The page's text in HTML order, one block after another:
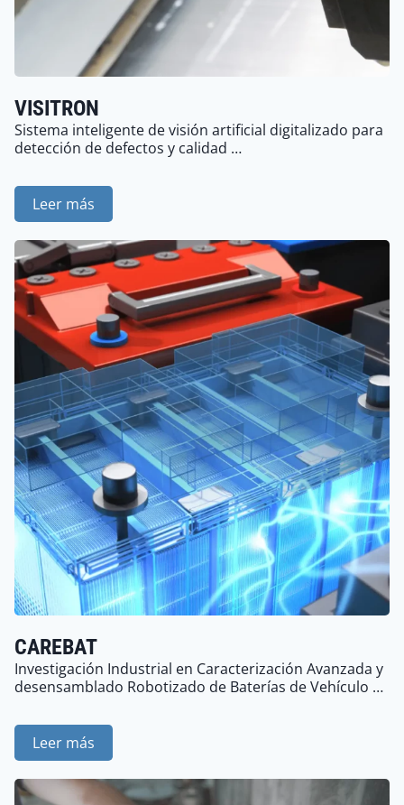
VISITRON
Sistema inteligente de visión artificial digitalizado para
detección de defectos y calidad …
Leer más
CAREBAT
Investigación Industrial en Caracterización Avanzada y
desensamblado Robotizado de Baterías de Vehículo …
Leer más